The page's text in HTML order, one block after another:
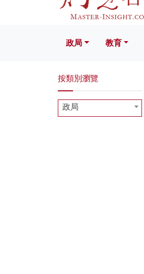
政局 教育
按類別瀏覽
政局